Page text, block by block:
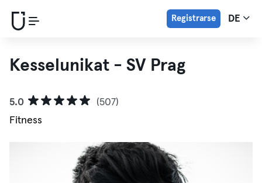
Registrarse DE
Kesselunikat - SV Prag
5.0
(507)
Fitness